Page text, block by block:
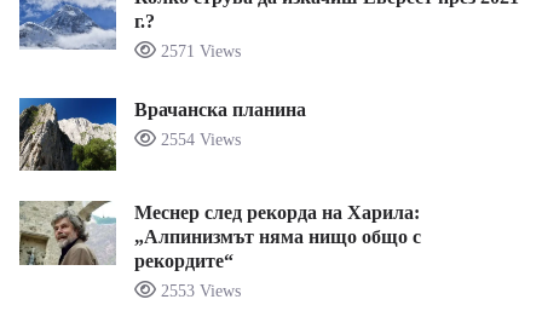
г.?
2571 Views
Врачанска планина
2554 Views
Меснер след рекорда на Харила:
„Алпинизмът няма нищо общо с
рекордите“
2553 Views